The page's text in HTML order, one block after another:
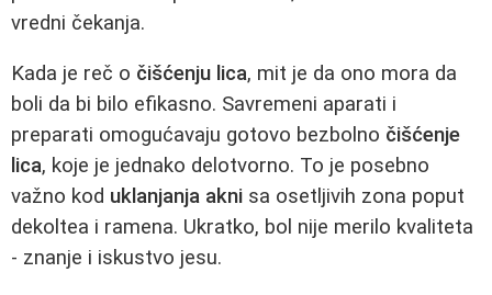
vredni čekanja.
Kada je reč o čišćenju lica, mit je da ono mora da
boli da bi bilo efikasno. Savremeni aparati i
preparati omogućavaju gotovo bezbolno čišćenje
lica, koje je jednako delotvorno. To je posebno
važno kod uklanjanja akni sa osetljivih zona poput
dekoltea i ramena. Ukratko, bol nije merilo kvaliteta
- znanje i iskustvo jesu.